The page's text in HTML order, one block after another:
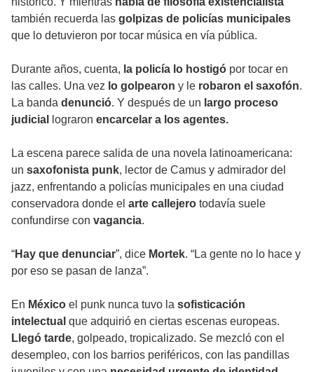
también recuerda las golpizas de policías municipales
que lo detuvieron por tocar música en vía pública.
Durante años, cuenta, la policía lo hostigó por tocar en
las calles. Una vez lo golpearon y le robaron el saxofón.
La banda denunció. Y después de un largo proceso
judicial
lograron encarcelar a los agentes.
La escena parece salida de una novela latinoamericana:
un saxofonista punk, lector de Camus y admirador del
jazz, enfrentando a policías municipales en una ciudad
conservadora donde el arte callejero todavía suele
confundirse con vagancia.
“Hay que denunciar”, dice Mortek. “La gente no lo hace y
por eso se pasan de lanza”.
En México el punk nunca tuvo la sofisticación
intelectual que adquirió en ciertas escenas europeas.
Llegó tarde, golpeado, tropicalizado. Se mezcló con el
desempleo, con los barrios periféricos, con las pandillas